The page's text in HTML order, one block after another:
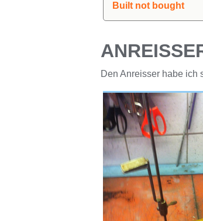
Built not bought
Den Anreisser habe ich